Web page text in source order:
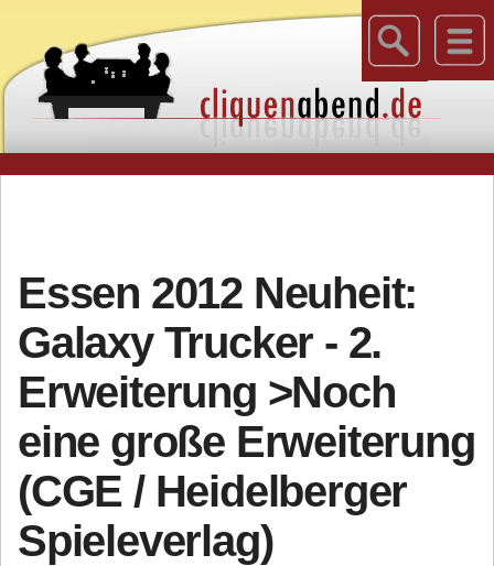
Essen 2012 Neuheit:
Galaxy Trucker - 2.
Erweiterung >Noch
eine große Erweiterung
(CGE / Heidelberger
Spieleverlag)